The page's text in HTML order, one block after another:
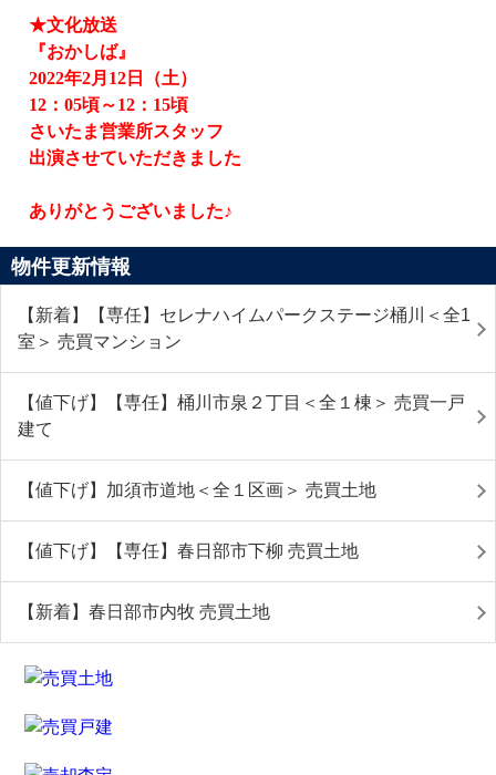
★文化放送
『おかしば』
2022年2月 12 日（土）
12 ：05頃～12 ： 15頃
さいたま営業所スタッフ
出演させていただきました
ありがとうございました♪
物件更新情報
【新着】【専任】セレナハイムパークステージ桶川＜全1
室＞ 売買マンション
【値下げ】【専任】桶川市泉２丁目＜全１棟＞ 売買一戸
建て
【値下げ】加須市道地＜全１区画＞ 売買土地
【値下げ】【専任】春日部市下柳 売買土地
【新着】春日部市内牧 売買土地